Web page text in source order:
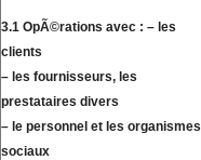
3.1 OpÃ©rations avec : – les
clients
– les fournisseurs, les
prestataires divers
– le personnel et les organismes
sociaux